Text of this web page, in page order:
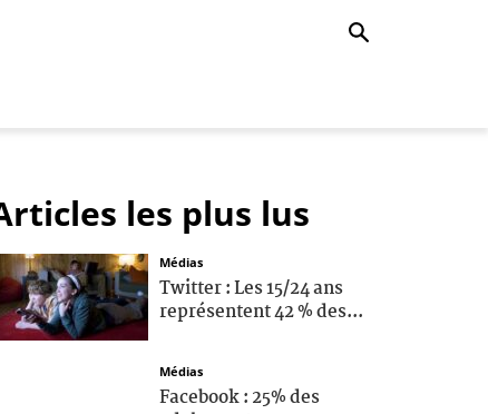
les plus lus
Médias
Twitter : Les 15/24 ans
représentent 42 % des...
Médias
Facebook : 25% des